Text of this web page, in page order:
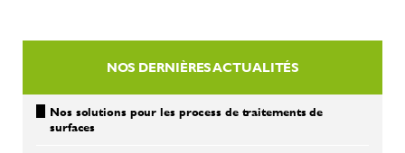
NOS DERNIÈRES ACTUALITÉS
Nos solutions pour les process de traitements de
surfaces